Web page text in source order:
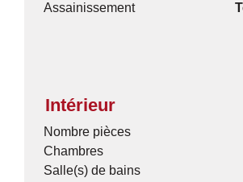
Assainissement
Intérieur
Nombre pièces
Chambres
Salle(s) de bains